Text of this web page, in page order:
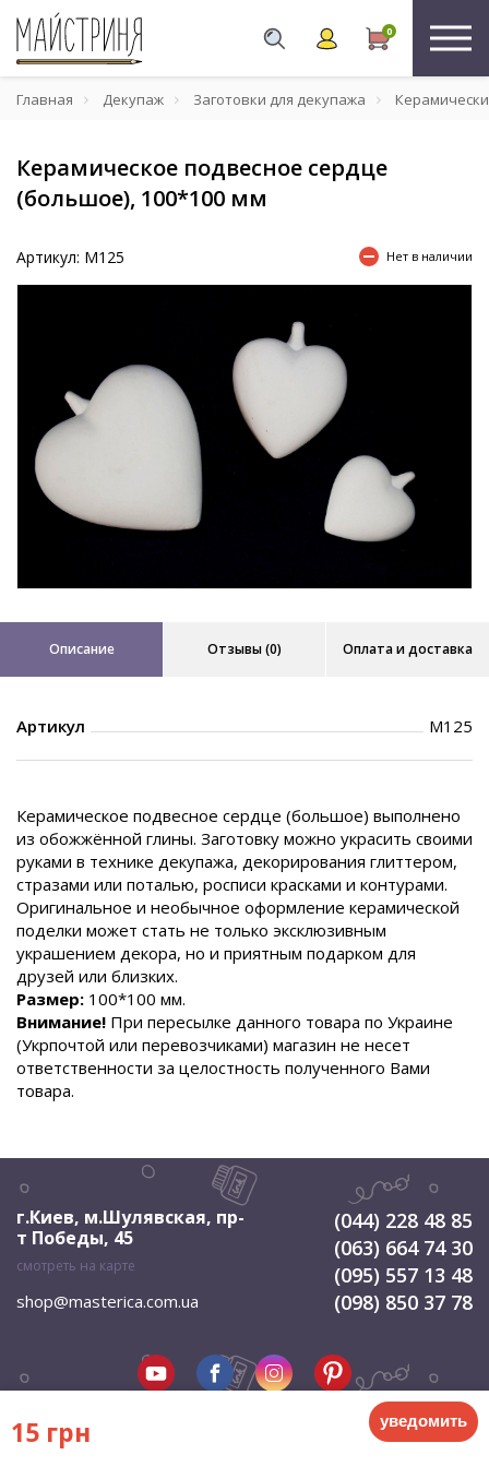
0
Главная Декупаж Заготовки для декупажа
Керамическое подвесное сердце
(большое), 100*100 мм
Артикул: М125 Нет в наличии
Описание Отзывы (0) Оплата и доставка
Артикул М125
Керамическое подвесное сердце (большое) выполнено
из обожжённой глины. Заготовку можно украсить своими
руками в технике декупажа, декорирования глиттером,
стразами или поталью, росписи красками и контурами.
Оригинальное и необычное оформление керамической
поделки может стать не только эксклюзивным
украшением декора, но и приятным подарком для
друзей или близких.
Размер: 100*100 мм.
Внимание! При пересылке данного товара по Украине
(Укрпочтой или перевозчиками) магазин не несет
ответственности за целостность полученного Вами
товара.
15 грн уведомить
г.Киев, м.Шулявская, пр-
т Победы, 45
смотреть на карте
shop@masterica.com.ua
(044) 228 48 85
(063) 664 74 30
(095) 557 13 48
(098) 850 37 78